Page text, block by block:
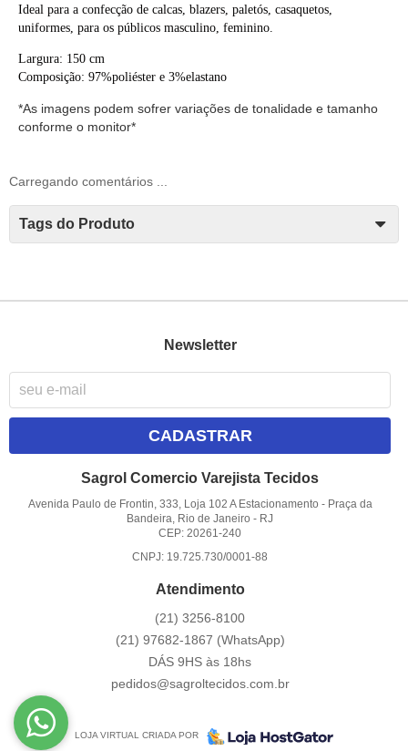
Ideal para a confecção de calcas, blazers, paletós, casaquetos,
uniformes, para os públicos masculino, feminino.
Largura: 150 cm
Composição: 97%poliéster e 3%elastano
*As imagens podem sofrer variações de tonalidade e tamanho
conforme o monitor*
Carregando comentários ...
Tags do Produto
Newsletter
CADASTRAR
Sagrol Comercio Varejista Tecidos
Avenida Paulo de Frontin, 333, Loja 102 A Estacionamento - Praça da
Bandeira, Rio de Janeiro - RJ
CEP: 20261-240
CNPJ: 19.725.730/0001-88
Atendimento
(21) 3256-8100
(21) 97682-1867 (WhatsApp)
DÁS 9HS às 18hs
pedidos@sagroltecidos.com.br
LOJA VIRTUAL CRIADA POR